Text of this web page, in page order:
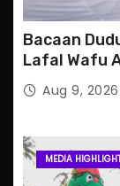
Bacaan
Lafal Wafu
Aug 9, 2026
MEDIA